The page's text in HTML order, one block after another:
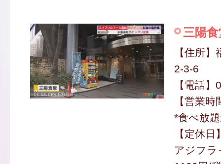
三陽食
【住所
2-3-6
【電話
【営業
*食べ放
【定休
アジフラ